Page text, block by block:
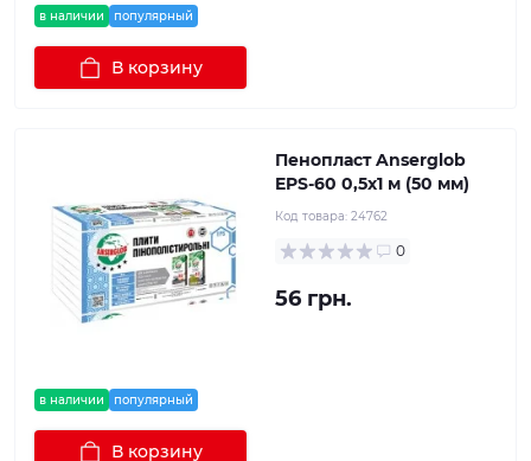
в наличии популярный
В корзину
в наличии популярный
Пенопласт Anserglob
EPS-60 0,5х1 м (50 мм)
Код товара: 24762
0
56 грн.
В корзину